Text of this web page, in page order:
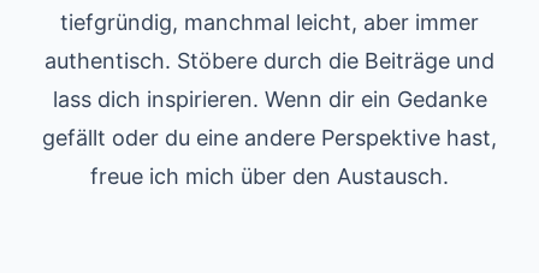
tiefgründig, manchmal leicht, aber immer
authentisch. Stöbere durch die Beiträge und
lass dich inspirieren. Wenn dir ein Gedanke
gefällt oder du eine andere Perspektive hast,
freue ich mich über den Austausch.